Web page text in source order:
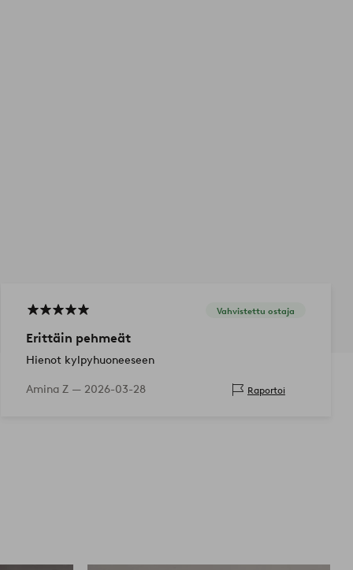
Vahvistettu ostaja
Erittäin pehmeät
Hienot kylpyhuoneeseen
Amina Z — 2026-03-28 Raportoi